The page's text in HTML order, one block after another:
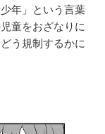
年」という言葉
童をおざなりに
う規制するかに